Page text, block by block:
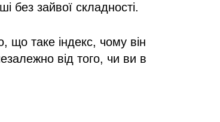
без зайвої складності.
що таке індекс, чому він
від того, чи ви в